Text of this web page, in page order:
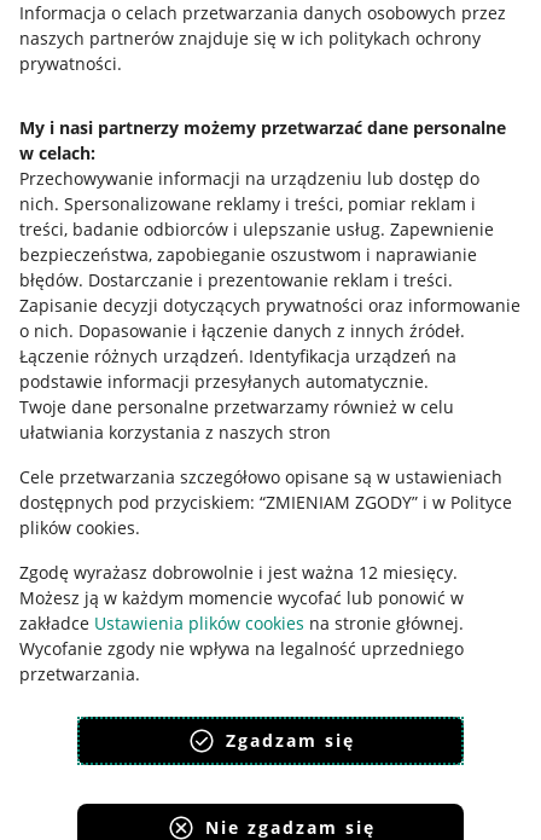
Informacja o celach przetwarzania danych osobowych przez
naszych partnerów znajduje się w ich politykach ochrony
prywatności.
My i nasi partnerzy możemy przetwarzać dane personalne
w celach:
Przechowywanie informacji na urządzeniu lub dostęp do
nich. Spersonalizowane reklamy i treści, pomiar reklam i
treści, badanie odbiorców i ulepszanie usług. Zapewnienie
bezpieczeństwa, zapobieganie oszustwom i naprawianie
błędów. Dostarczanie i prezentowanie reklam i treści.
Zapisanie decyzji dotyczących prywatności oraz informowanie
o nich. Dopasowanie i łączenie danych z innych źródeł.
Łączenie różnych urządzeń. Identyfikacja urządzeń na
podstawie informacji przesyłanych automatycznie.
Twoje dane personalne przetwarzamy również w celu
ułatwiania korzystania z naszych stron
Cele przetwarzania szczegółowo opisane są w ustawieniach
dostępnych pod przyciskiem: “ZMIENIAM ZGODY” i w Polityce
plików cookies.
Zgodę wyrażasz dobrowolnie i jest ważna 12 miesięcy.
Możesz ją w każdym momencie wycofać lub ponowić w
zakładce Ustawienia plików cookies na stronie głównej.
Wycofanie zgody nie wpływa na legalność uprzedniego
przetwarzania.
polityka plików cookies
polityka ochrony prywatności
Zgadzam się
Nie zgadzam się
Jak to działa
Napisz do nas
Allegro Gadane dla kupujących
Mapa miejscowości
Informacje prawne
Regulamin
Polityka plików "cookies"
Ustawienia plików "cookies"
Udostępnianie lokalizacji
Informacje dla Aktu o Usługach Cyfrowych
Pobierz aplikację